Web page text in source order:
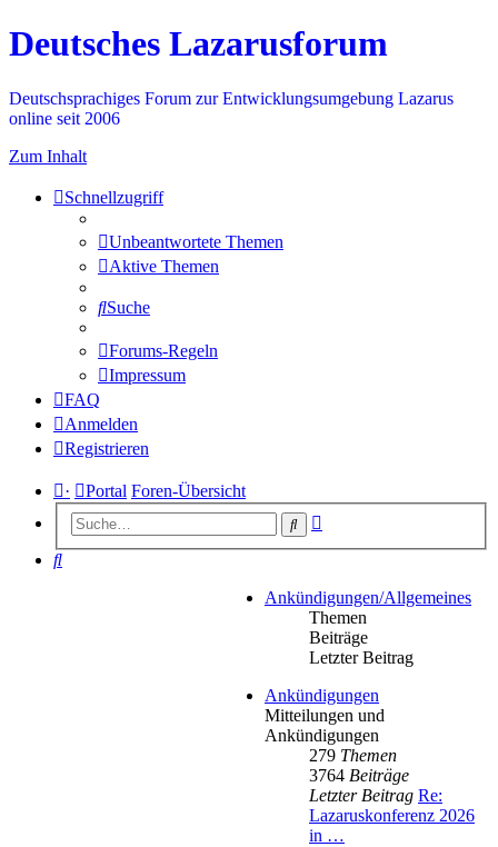
Deutsches Lazarusforum
Deutschsprachiges Forum zur Entwicklungsumgebung Lazarus
online seit 2006
Zum Inhalt
Schnellzugriff
Unbeantwortete Themen
Aktive Themen
Suche
Forums-Regeln
Impressum
FAQ
Anmelden
Registrieren
· Portal Foren-Übersicht
Suche
Suche
Ankündigungen/Allgemeines
Themen
Beiträge
Letzter Beitrag
Ankündigungen
Mitteilungen und
Ankündigungen
279 Themen
3764 Beiträge
Letzter Beitrag Re:
Lazaruskonferenz 2026
in …